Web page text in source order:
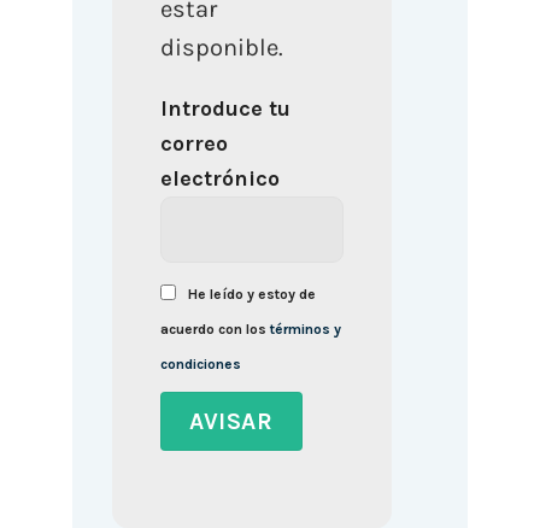
estar
disponible.
Introduce tu
correo
electrónico
He leído y estoy de
acuerdo con lostérminos y
condiciones